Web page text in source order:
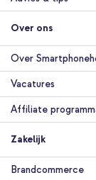
Over ons
Over
Vacatures
Affiliate
Zakelijk
Brandcommerce